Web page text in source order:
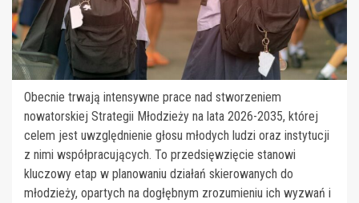
Obecnie trwają intensywne prace nad stworzeniem
nowatorskiej Strategii Młodzieży na lata 2026-2035, której
celem jest uwzględnienie głosu młodych ludzi oraz instytucji
z nimi współpracujących. To przedsięwzięcie stanowi
kluczowy etap w planowaniu działań skierowanych do
młodzieży, opartych na dogłębnym zrozumieniu ich wyzwań i